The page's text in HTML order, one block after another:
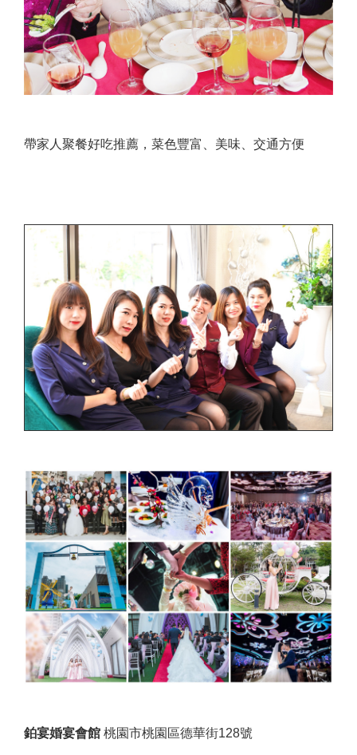
帶家人聚餐好吃推薦，菜色豐富、美味、交通方便
鉑宴婚宴會館 桃園市桃園區德華街128號